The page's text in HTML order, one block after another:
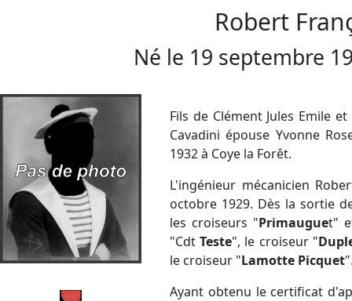
Robert
Né le 19 septembre
Fils de Clément Jules Emile
Cavadini épouse Yvonne
1932 à Coye la Forêt.
L'ingénieur mécanicien
octobre 1929. Dès la sortie
les croiseurs "Primauguet"
"CdtTeste", le croiseur "
le croiseur "Lamotte Picquet
Ayant obtenu le certificat